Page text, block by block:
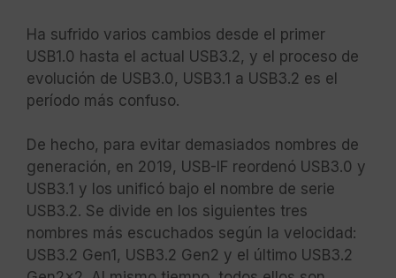
Ha sufrido varios cambios desde el primer
USB1.0 hasta el actual USB3.2, y el proceso de
evolución de USB3.0, USB3.1 a USB3.2 es el
período más confuso.
De hecho, para evitar demasiados nombres de
generación, en 2019, USB-IF reordenó USB3.0 y
USB3.1 y los unificó bajo el nombre de serie
USB3.2. Se divide en los siguientes tres
nombres más escuchados según la velocidad:
USB3.2 Gen1, USB3.2 Gen2 y el último USB3.2